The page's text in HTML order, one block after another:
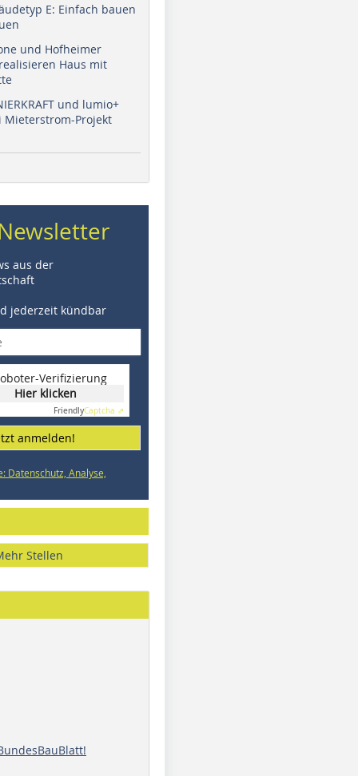
E: Einfach bauen
und Hofheimer
Haus mit
und lumio+
Mieterstrom-Projekt
aus der
jederzeit kündbar
Verifizierung
Hier klicken
FriendlyCaptcha ⇗
anmelden!
Datenschutz, Analyse,
Stellen